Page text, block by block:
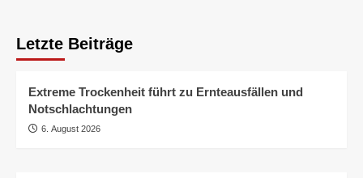
Letzte Beiträge
Extreme Trockenheit führt zu Ernteausfällen und
Notschlachtungen
6. August 2026